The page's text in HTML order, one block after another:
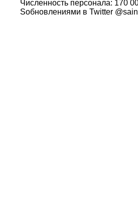
Численность персонала: 170
Sобновлениями в Twitter